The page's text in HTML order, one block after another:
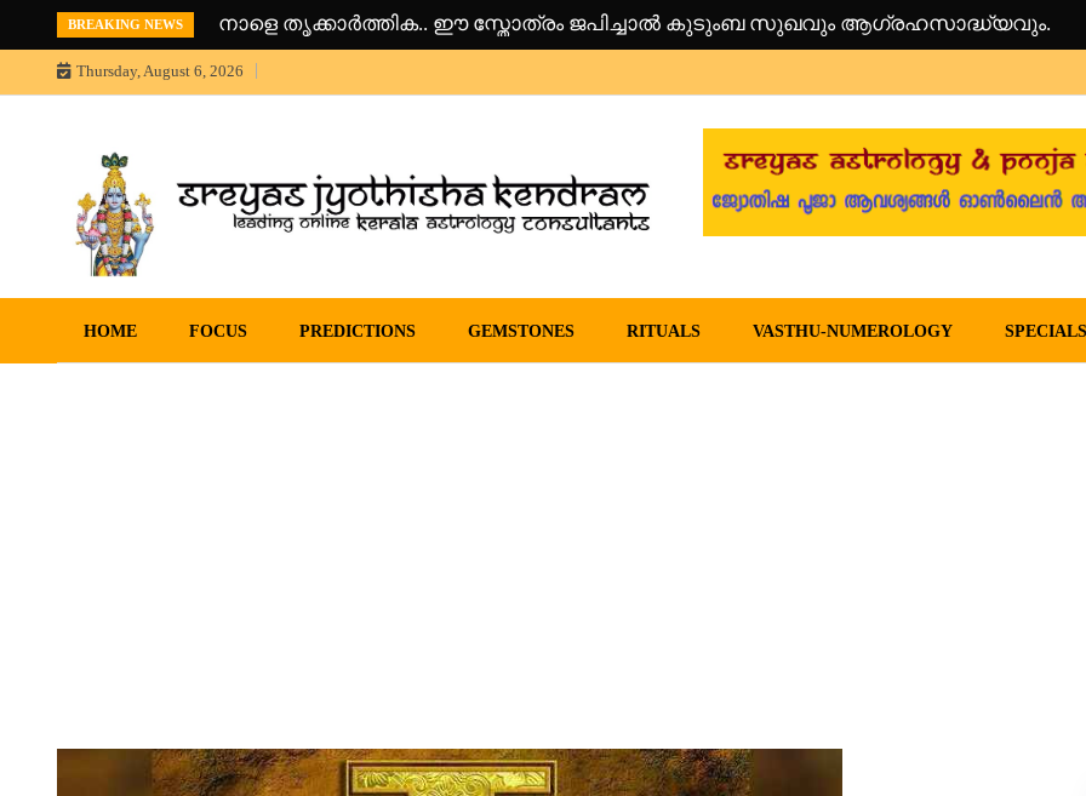
BREAKING NEWS നവരാത്രി വൃതം മൂന്നാം ദിവസം (05.10.2024)
Thursday, August 6, 2026
Sreyas Jyothisha Kendram
Sreyas Jyothisha KendramOnline Astrology, Articles in Malayalam –
sreyas jyothisha kendram
HOME FOCUS PREDICTIONS GEMSTONES RITUALS VASTHU-NUMEROLOGY SPECIALS